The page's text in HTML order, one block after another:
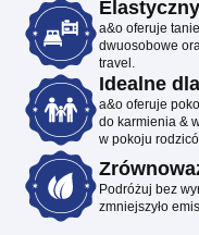
a&o oferuje
dwuosobowe
travel.
Idealne
a&o oferuje
do karmienia &
w pokoju
Podróżuj bez
zmniejszyło